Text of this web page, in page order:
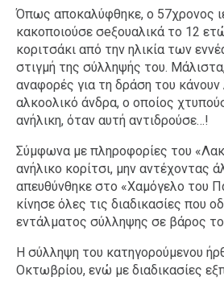
Όπως αποκαλύφθηκε, ο 57χρονος
κακοποιούσε σeξουαλικά το 12
κοριτσάκι από την ηλικία των
στιγμή της σύλληψής του.
αναφορές για τη δράση του κάνουν
αλκοολικό άνδρα, ο οποίος
ανήλικη, όταν αυτή αντιδρούσε…!
Σύμφωνα με πληροφορίες του
ανήλικο κορίτσι, μην αντέχοντας
απευθύνθηκε στο «Χαμόγελο του
κίνησε όλες τις διαδικασίες που
εντάλματος σύλληψης σε βάρος
Η σύλληψη του κατηγορούμενου
Οκτωβρίου, ενώ με διαδικασίες